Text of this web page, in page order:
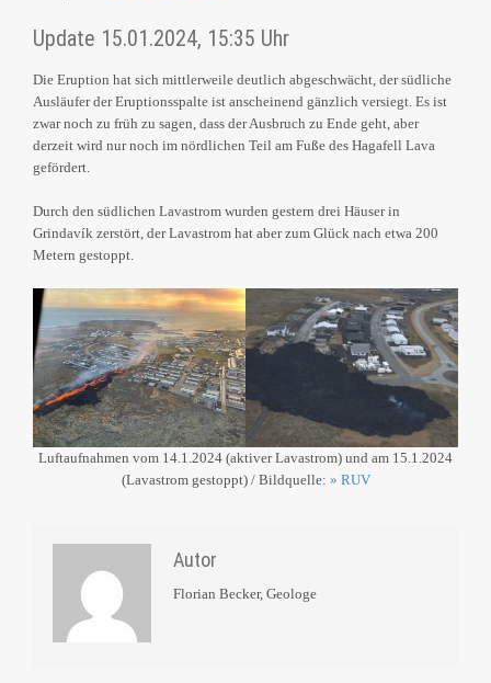
Update 15.01.2024, 15:35 Uhr
Die Eruption hat sich mittlerweile deutlich abgeschwächt, der südliche
Ausläufer der Eruptionsspalte ist anscheinend gänzlich versiegt. Es ist
zwar noch zu früh zu sagen, dass der Ausbruch zu Ende geht, aber
derzeit wird nur noch im nördlichen Teil am Fuße des Hagafell Lava
gefördert.
Durch den südlichen Lavastrom wurden gestern drei Häuser in
Grindavík zerstört, der Lavastrom hat aber zum Glück nach etwa 200
Metern gestoppt.
Luftaufnahmen vom 14.1.2024 (aktiver Lavastrom) und am 15.1.2024
(Lavastrom gestoppt) / Bildquelle: » RUV
Autor
Florian Becker, Geologe